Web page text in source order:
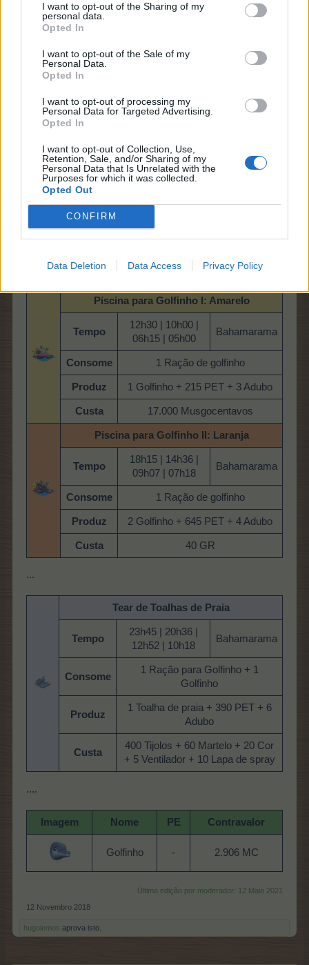
I want to opt-out of the Sharing of my
personal data.
Opted In
I want to opt-out of the Sale of my
Personal Data.
Opted In
I want to opt-out of processing my
Personal Data for Targeted Advertising.
Opted In
I want to opt-out of Collection, Use,
Retention, Sale, and/or Sharing of my
Personal Data that Is Unrelated with the
Purposes for which it was collected.
Opted Out
CONFIRM
Data Deletion Data Access Privacy Policy
soraiamachado
Golfinho
Piscina para Golfinho
Tempo
07h00 | 05h36
Consome
Piscina para Golfinho I: Amarelo
Tempo
12h30 | 10h00 |
06h15 | 05h00
Bahamarama
Consome 1 Ração de golfinho
Produz 1 Golfinho + 215 PET + 3 Adubo
Custa 17.000 Musgocentavos
Piscina para GolfinhoII: Laranja
Tempo
18h15 | 14h36 |
09h07 | 07h18
Bahamarama
Consome 1 Ração de golfinho
Produz 2 Golfinho + 645 PET + 4 Adubo
Custa 40 GR
...
Tear de Toalhas de Praia
Tempo
23h45 | 20h36 |
12h52 | 10h18
Bahamarama
Consome
1 Ração para Golfinho + 1
Golfinho
Produz
1 Toalha de praia + 390 PET + 6
Adubo
Custa
400 Tijolos + 60 Martelo + 20 Cor
+ 5 Ventilador + 10 Lapa de spray
....
Imagem Nome PE Contravalor
Golfinho - 2.906 MC
Última edição por moderador: 12 Maio 2021
12 Novembro 2018
hugolemos aprova isto.